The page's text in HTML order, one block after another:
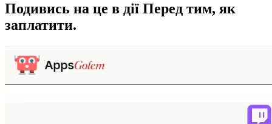
Подивись на це в дії Перед тим, як
заплатити.